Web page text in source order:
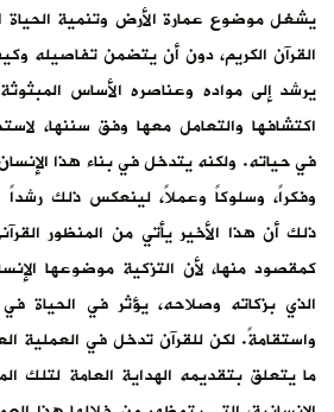
يشغل موضوع عمارة الأرض وتنمية
القرآن الكريم، دون أن يتضمن تفاصيله
يرشد إلى مواده وعناصره الأساس
اكتشافها والتعامل معها وفق سننها،
في حياته. ولكنه يتدخل في بناء هذا
وفكراً، وسلوكاً وعملاً، لينعكس ذلك
ذلك أن هذا الأخير يأتي من المنظور
كمقصود منها، لأن التزكية موضوعها
الذي بزكاته وصلاحه، يؤثر في الحياة
واستقامةً. لكن للقرآن تدخل في العملية
ما يتعلق بتقديمه الهداية العامة لتلك